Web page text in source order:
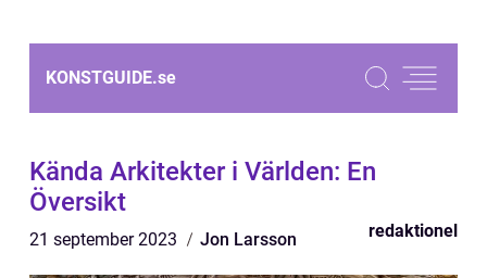
KONSTGUIDE.se
Kända Arkitekter i Världen: En
Översikt
21 september 2023 Jon Larsson redaktionel